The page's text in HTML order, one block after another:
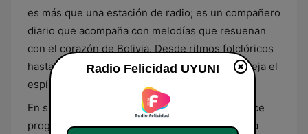
es más que una estación de radio; es un compañero
diario que acompaña con melodías que resuenan
con el corazón de Bolivia. Desde ritmos folclóricos
hasta pop moderno, su diversidad musical refleja el
espíritu vibrante de la nación.
En sintonía con el pulso de Uyuni, la radio ofrece
programas que dialogan con las tradiciones y la
Radio Felicidad UYUNI